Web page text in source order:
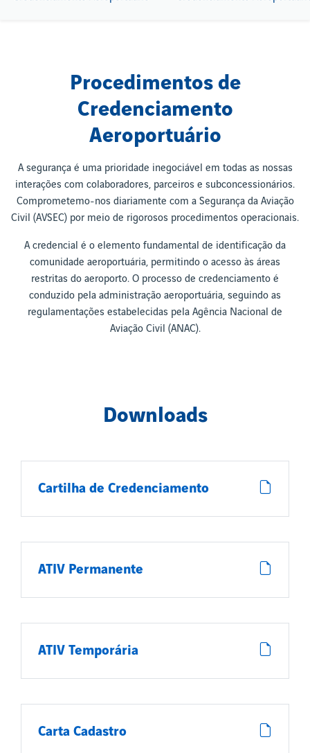
Procedimentos de
Credenciamento
Aeroportuário
A segurança é uma prioridade inegociável em todas as nossas
interações com colaboradores, parceiros e subconcessionários.
Comprometemo-nos diariamente com a Segurança da Aviação
Civil (AVSEC) por meio de rigorosos procedimentos operacionais.
A credencial é o elemento fundamental de identificação da
comunidade aeroportuária, permitindo o acesso às áreas
restritas do aeroporto. O processo de credenciamento é
conduzido pela administração aeroportuária, seguindo as
regulamentações estabelecidas pela Agência Nacional de
Aviação Civil (ANAC).
Downloads
Cartilha de Credenciamento
ATIV Permanente
ATIV Temporária
Carta Cadastro